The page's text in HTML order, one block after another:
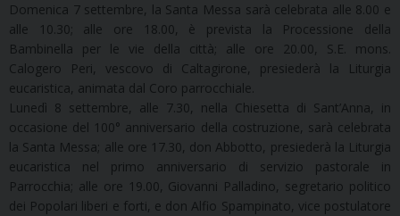
Domenica 7 settembre, la Santa Messa sarà celebrata alle 8.00 e
alle 10.30; alle ore 18.00, è prevista la Processione della
Bambinella per le vie della città; alle ore 20.00, S.E. mons.
Calogero Peri, vescovo di Caltagirone, presiederà la Liturgia
eucaristica, animata dal Coro parrocchiale.
Lunedì 8 settembre, alle 7.30, nella Chiesetta di Sant’Anna, in
occasione del 100° anniversario della costruzione, sarà celebrata
la Santa Messa; alle ore 17.30, don Abbotto, presiederà la Liturgia
eucaristica nel primo anniversario di servizio pastorale in
Parrocchia; alle ore 19.00, Giovanni Palladino, segretario politico
dei Popolari liberi e forti, e don Alfio Spampinato, vice postulatore